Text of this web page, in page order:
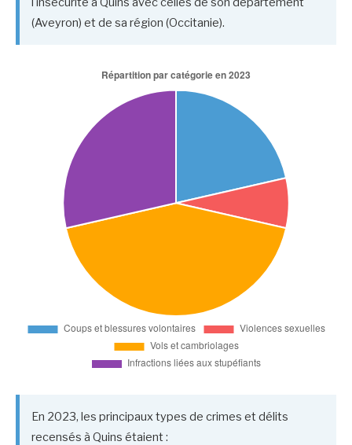
(Aveyron) et de sa région (Occitanie).
En 2023, les principaux types de crimes et délits
recensés à Quins étaient :